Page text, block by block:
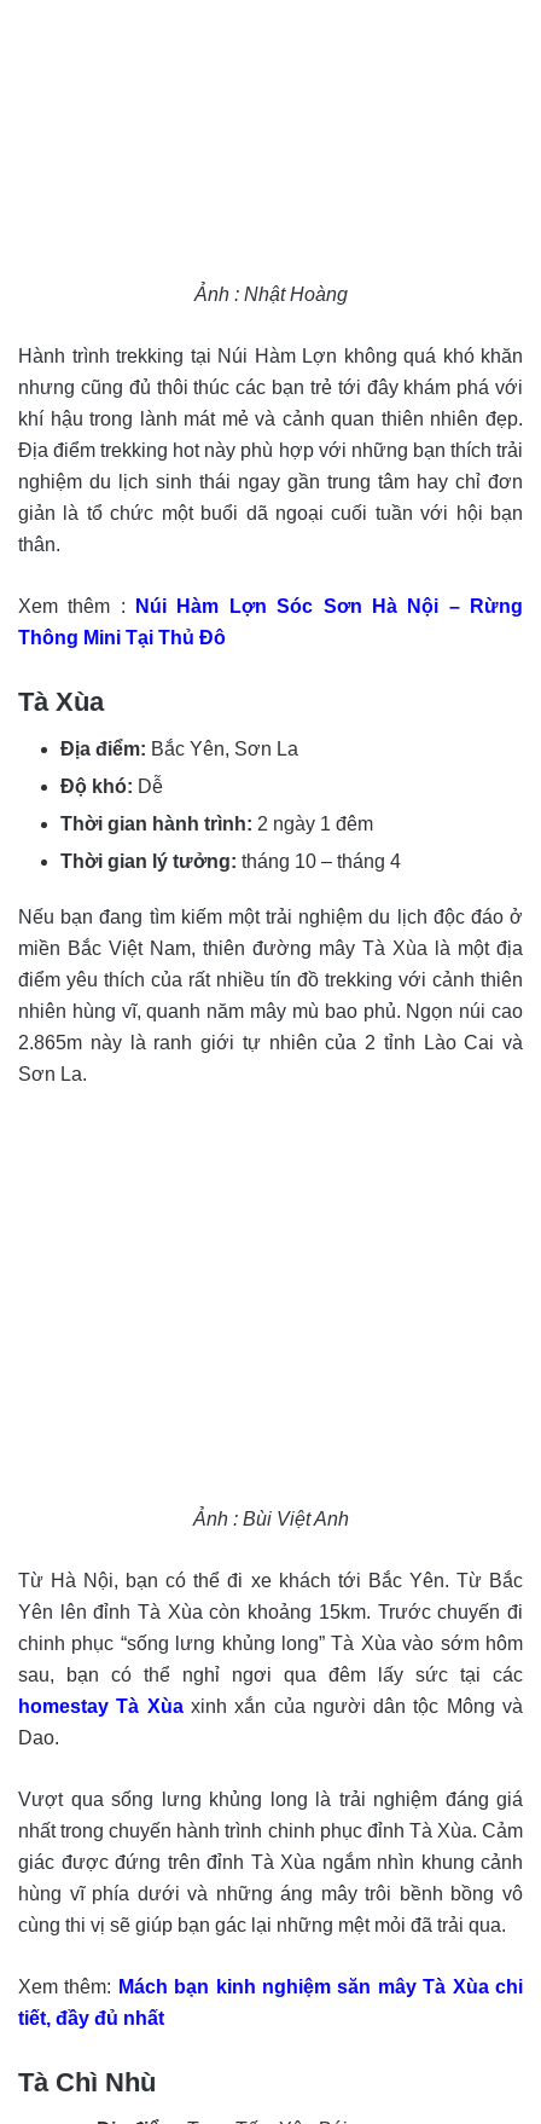
Ảnh : Nhật Hoàng
Hành trình trekking tại Núi Hàm Lợn không quá khó khăn
nhưng cũng đủ thôi thúc các bạn trẻ tới đây khám phá với
khí hậu trong lành mát mẻ và cảnh quan thiên nhiên đẹp.
Địa điểm trekking hot này phù hợp với những bạn thích trải
nghiệm du lịch sinh thái ngay gần trung tâm hay chỉ đơn
giản là tổ chức một buổi dã ngoại cuối tuần với hội bạn
thân.
Xem thêm :
Núi Hàm Lợn Sóc Sơn Hà Nội – Rừng
Thông Mini Tại Thủ Đô
Tà Xùa
Địa điểm: Bắc Yên, Sơn La
Độ khó: Dễ
Thời gian hành trình: 2 ngày 1 đêm
Thời gian lý tưởng: tháng 10 – tháng 4
Nếu bạn đang tìm kiếm một trải nghiệm du lịch độc đáo ở
miền Bắc Việt Nam, thiên đường mây Tà Xùa là một địa
điểm yêu thích của rất nhiều tín đồ trekking với cảnh thiên
nhiên hùng vĩ, quanh năm mây mù bao phủ. Ngọn núi cao
2.865m này là ranh giới tự nhiên của 2 tỉnh Lào Cai và
Sơn La.
Ảnh : Bùi Việt Anh
Từ Hà Nội, bạn có thể đi xe khách tới Bắc Yên. Từ Bắc
Yên lên đỉnh Tà Xùa còn khoảng 15km. Trước chuyến đi
chinh phục “sống lưng khủng long” Tà Xùa vào sớm hôm
sau, bạn có thể nghỉ ngơi qua đêm lấy sức tại các
homestay Tà Xùaxinh xắn của người dân tộc Mông và
Dao.
Vượt qua sống lưng khủng long là trải nghiệm đáng giá
nhất trong chuyến hành trình chinh phục đỉnh Tà Xùa. Cảm
giác được đứng trên đỉnh Tà Xùa ngắm nhìn khung cảnh
hùng vĩ phía dưới và những áng mây trôi bềnh bồng vô
cùng thi vị sẽ giúp bạn gác lại những mệt mỏi đã trải qua.
Xem thêm: Mách bạn kinh nghiệm săn mây Tà Xùa chi
tiết, đầy đủ nhất
Tà Chì Nhù